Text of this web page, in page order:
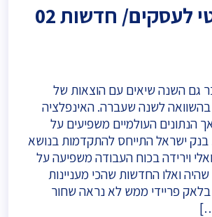
הכי רלוונטי לעסקים/ חדשות 02
גם השנה שיאים עם הוצאות של
למעלה מ-22% בהשוואה לשנה שעברה. האינפלציה
הנתונים העולמיים משפיעים על
בנק ישראל התייחס להתקדמות בנושא
וירידה בכוח העבודה משפיעה על
ואלו החדשות שהכי מעניינות
פריידי ממש לא נראה שחור